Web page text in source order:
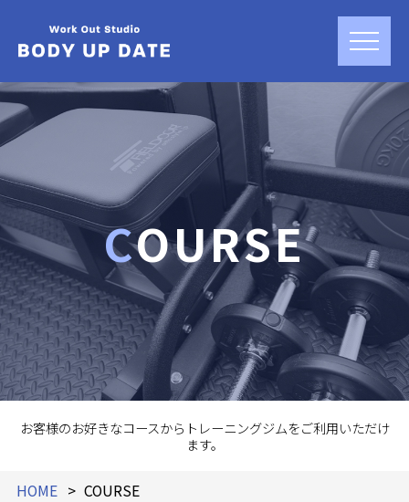
COURSE
お客様のお好きなコースからトレーニングジムをご利用いただけ
ます。
HOME COURSE